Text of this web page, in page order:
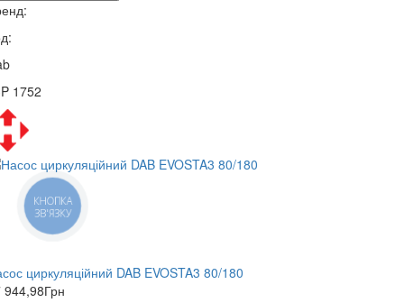
1752
циркуляційний DAB EVOSTA3 80/180
944,98Грн
КНОПКА
ЗВ'ЯЗКУ